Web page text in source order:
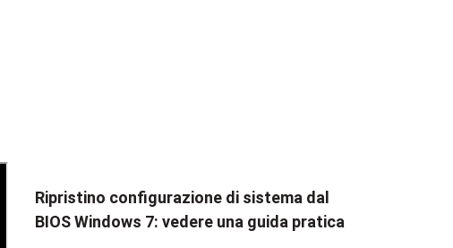
Ripristino configurazione di sistema dal
BIOS Windows 7: vedere una guida pratica